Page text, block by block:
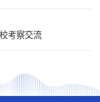
考察交流